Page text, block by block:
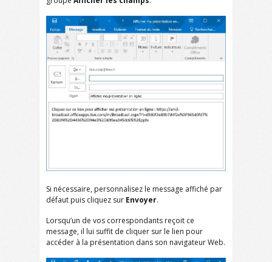
Si nécessaire, personnalisez le message affiché par
défaut puis cliquez sur Envoyer.
Lorsqu’un de vos correspondants reçoit ce
message, il lui suffit de cliquer sur le lien pour
accéder à la présentation dans son navigateur Web.